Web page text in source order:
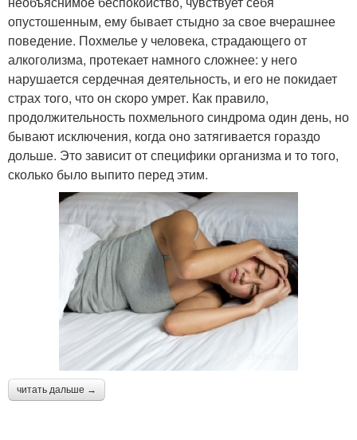
опустошенным, ему бывает стыдно за свое вчерашнее
поведение. Похмелье у человека, страдающего от
алкоголизма, протекает намного сложнее: у него
нарушается сердечная деятельность, и его не покидает
страх того, что он скоро умрет. Как правило,
продолжительность похмельного синдрома один день, но
бывают исключения, когда оно затягивается гораздо
дольше. Это зависит от специфики организма и то того,
сколько было выпито перед этим.
читать дальше →